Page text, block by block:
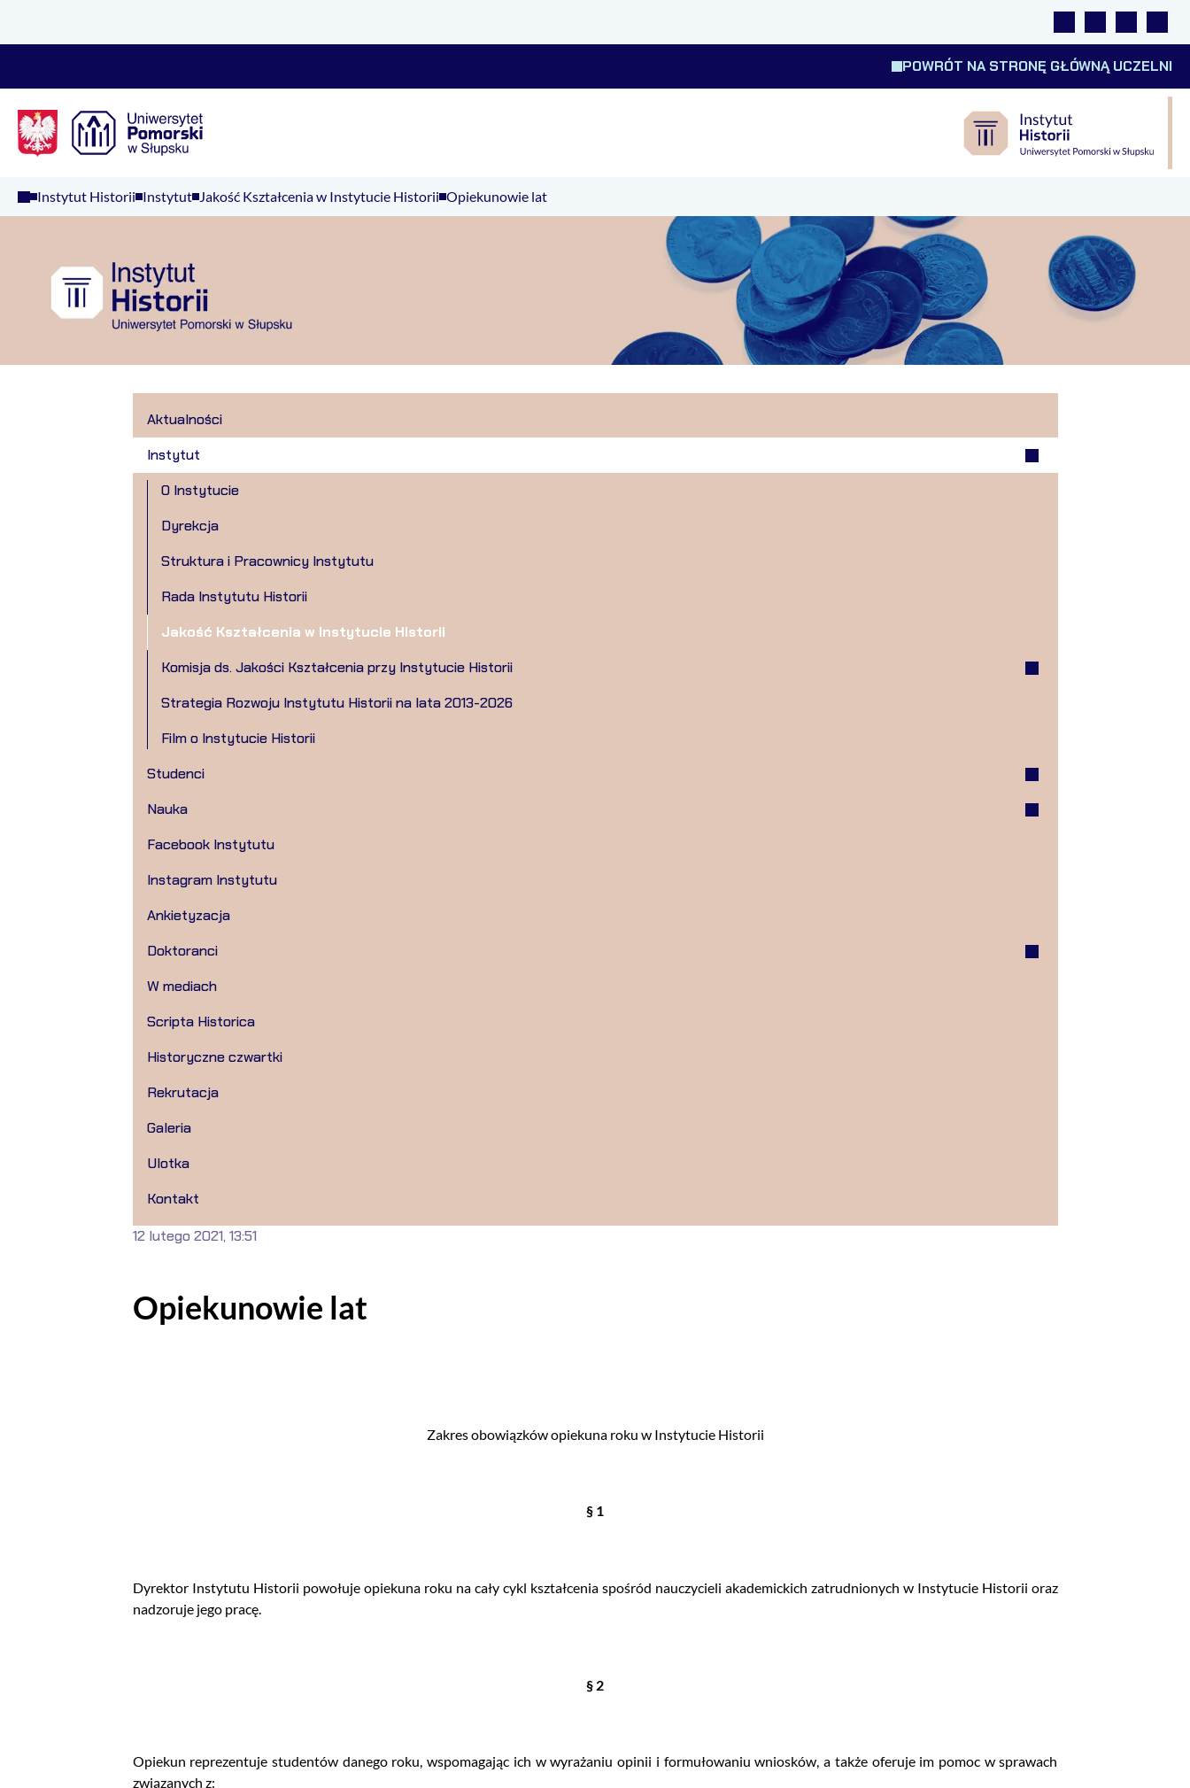
Linki Wyszukiwarka
Tłumacz
POWRÓT NA STRONĘ GŁÓWNĄ UCZELNI
Instytut Historii Instytut Jakość Kształcenia w Instytucie Historii Opiekunowie lat
Aktualności
Instytut
O Instytucie
Dyrekcja
Struktura i Pracownicy Instytutu
Rada Instytutu Historii
Jakość Kształcenia w Instytucie Historii
Komisja ds. Jakości Kształcenia przy Instytucie Historii
Strategia Rozwoju Instytutu Historii na lata 2013-2026
Film o Instytucie Historii
Studenci
Nauka
Facebook Instytutu
Instagram Instytutu
Ankietyzacja
Doktoranci
W mediach
Scripta Historica
Historyczne czwartki
Rekrutacja
Galeria
Ulotka
Kontakt
Opiekunowie lat
12 lutego 2021, 13:51
Zakres obowiązków opiekuna roku w Instytucie Historii
§ 1
Dyrektor Instytutu Historii powołuje opiekuna roku na cały cykl kształcenia spośród nauczycieli akademickich zatrudnionych w Instytucie Historii oraz
nadzoruje jego pracę.
§ 2
Opiekun reprezentuje studentów danego roku, wspomagając ich w wyrażaniu opinii i formułowaniu wniosków, a także oferuje im pomoc w sprawach
związanych z: